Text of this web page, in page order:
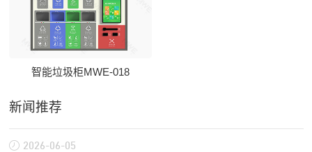
智能垃圾柜MWE-018
新闻推荐
2026-06-05